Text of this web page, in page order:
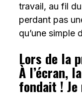
travail, au fil
perdant pas
qu’une simple
Lors de la
À l’écran,
fondait !